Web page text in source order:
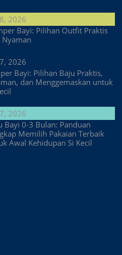
2026
Bayi: Pilihan Outfit Praktis
Nyaman
2026
Bayi: Pilihan Baju Praktis,
dan Menggemaskan untuk
2026
Bayi 0-3 Bulan: Panduan
Memilih Pakaian Terbaik
Awal Kehidupan Si Kecil